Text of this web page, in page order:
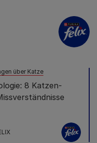
über Katze
8 Katzen-